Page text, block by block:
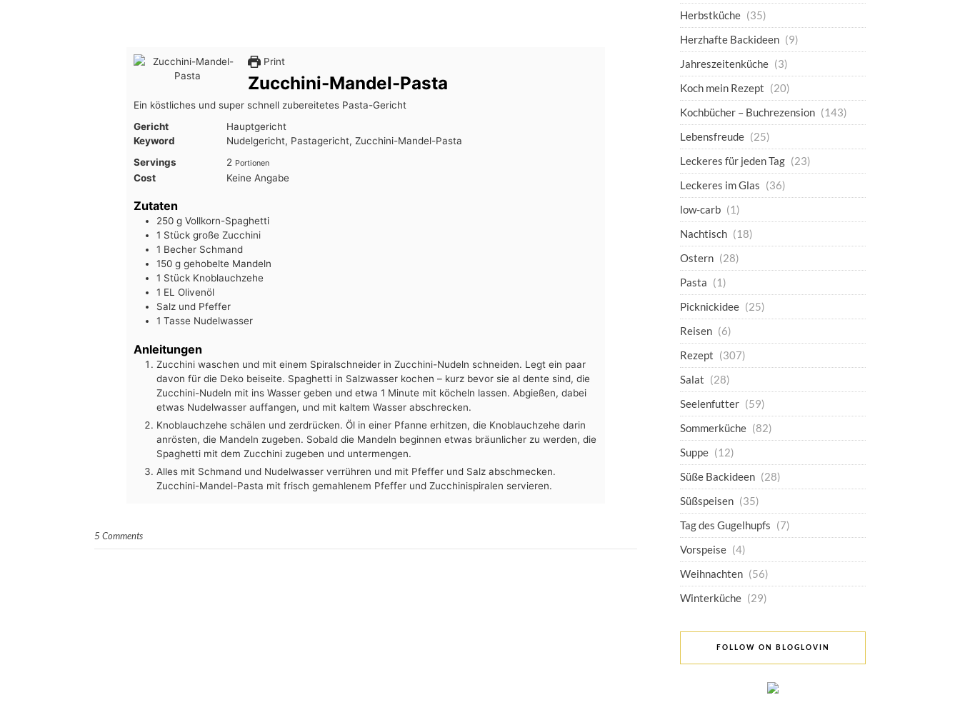
Print
Zucchini-Mandel-Pasta
Ein köstliches und super schnell zubereitetes Pasta-Gericht
Gericht
Hauptgericht
Keyword
Nudelgericht, Pastagericht, Zucchini-Mandel-Pasta
Servings
2 Portionen
Cost Keine Angabe
Zutaten
250 g Vollkorn-Spaghetti
1 Stück große Zucchini
1 Becher Schmand
150 g gehobelte Mandeln
1 Stück Knoblauchzehe
1 EL Olivenöl
Salz und Pfeffer
1 Tasse Nudelwasser
Anleitungen
Zucchini waschen und mit einem Spiralschneider in Zucchini-Nudeln schneiden. Legt ein paar
davon für die Deko beiseite. Spaghetti in Salzwasser kochen – kurz bevor sie al dente sind, die
Zucchini-Nudeln mit ins Wasser geben und etwa 1 Minute mit köcheln lassen. Abgießen, dabei
etwas Nudelwasser auffangen, und mit kaltem Wasser abschrecken.
Knoblauchzehe schälen und zerdrücken. Öl in einer Pfanne erhitzen, die Knoblauchzehe darin
anrösten, die Mandeln zugeben. Sobald die Mandeln beginnen etwas bräunlicher zu werden, die
Spaghetti mit dem Zucchini zugeben und untermengen.
Alles mit Schmand und Nudelwasser verrühren und mit Pfeffer und Salz abschmecken.
Zucchini-Mandel-Pasta mit frisch gemahlenem Pfeffer und Zucchinispiralen servieren.
5 Comments
Herbstküche (35)
Herzhafte Backideen (9)
Jahreszeitenküche (3)
Koch mein Rezept (20)
Kochbücher – Buchrezension (143)
Lebensfreude (25)
Leckeres für jeden Tag (23)
Leckeres im Glas (36)
low-carb (1)
Nachtisch (18)
Ostern (28)
Pasta (1)
Picknickidee (25)
Reisen (6)
Rezept (307)
Salat (28)
Seelenfutter (59)
Sommerküche (82)
Suppe (12)
Süße Backideen (28)
Süßspeisen (35)
Tag des Gugelhupfs (7)
Vorspeise (4)
Weihnachten (56)
Winterküche (29)
FOLLOW ON BLOGLOVIN